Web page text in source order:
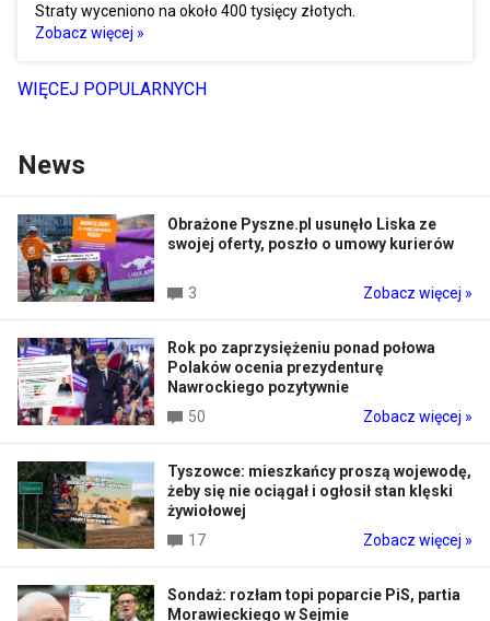
Straty wyceniono na około 400 tysięcy złotych.
Zobacz więcej »
WIĘCEJ POPULARNYCH
News
Obrażone Pyszne.pl usunęło Liska ze
swojej oferty, poszło o umowy kurierów
3 Zobacz więcej »
Rok po zaprzysiężeniu ponad połowa
Polaków ocenia prezydenturę
Nawrockiego pozytywnie
50
Zobacz więcej »
Tyszowce: mieszkańcy proszą wojewodę,
żeby się nie ociągał i ogłosił stan klęski
żywiołowej
17
Zobacz więcej »
Sondaż: rozłam topi poparcie PiS, partia
Morawieckiego w Sejmie